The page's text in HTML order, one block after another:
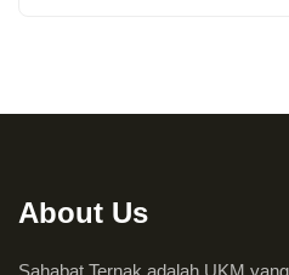
About Us
Sahabat Ternak adalah UKM